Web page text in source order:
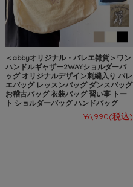
＜abbyオリジナル・バレエ雑貨＞ワン
ハンドルギャザー2WAYショルダーバ
ッグ オリジナルデザイン刺繍入り バレ
エバッグ レッスンバッグ ダンスバッグ
お稽古バッグ 衣装バッグ 習い事 トー
ト ショルダーバッグ ハンドバッグ
¥6,990(税込)